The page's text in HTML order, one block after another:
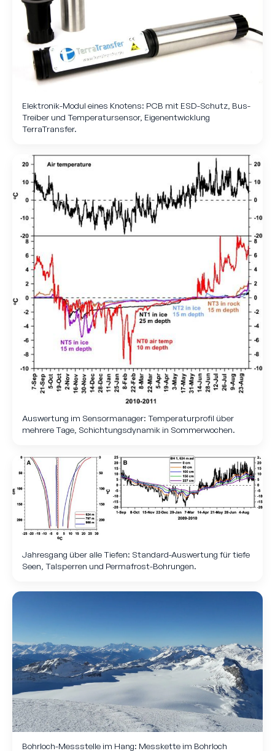
Elektronik-Modul eines Knotens: PCB mit ESD-Schutz, Bus-
Treiber und Temperatur­sensor, Eigenentwicklung
TerraTransfer.
Auswertung im Sensormanager: Temperatur­profil über
mehrere Tage, Schichtungs­dynamik in Sommer­wochen.
Jahresgang über alle Tiefen: Standard-Auswertung für tiefe
Seen, Talsperren und Permafrost-Bohrungen.
Bohrloch-Mess­stelle im Hang: Mess­kette im Bohrloch